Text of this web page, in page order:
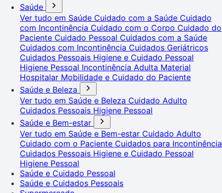
Saúde
Ver tudo em Saúde Cuidado com a Saúde Cuidado
com Incontinência Cuidado com o Corpo Cuidado do
Paciente Cuidado Pessoal Cuidados com a Saúde
Cuidados com Incontinência Cuidados Geriátricos
Cuidados Pessoais Higiene e Cuidado Pessoal
Higiene Pessoal Incontinência Adulta Material
Hospitalar Mobilidade e Cuidado do Paciente
Saúde e Beleza
Ver tudo em Saúde e Beleza Cuidado Adulto
Cuidados Pessoais Higiene Pessoal
Saúde e Bem-estar
Ver tudo em Saúde e Bem-estar Cuidado Adulto
Cuidado com o Paciente Cuidados para Incontinência
Cuidados Pessoais Higiene e Cuidado Pessoal
Higiene Pessoal
Saúde e Cuidado Pessoal
Saúde e Cuidados Pessoais